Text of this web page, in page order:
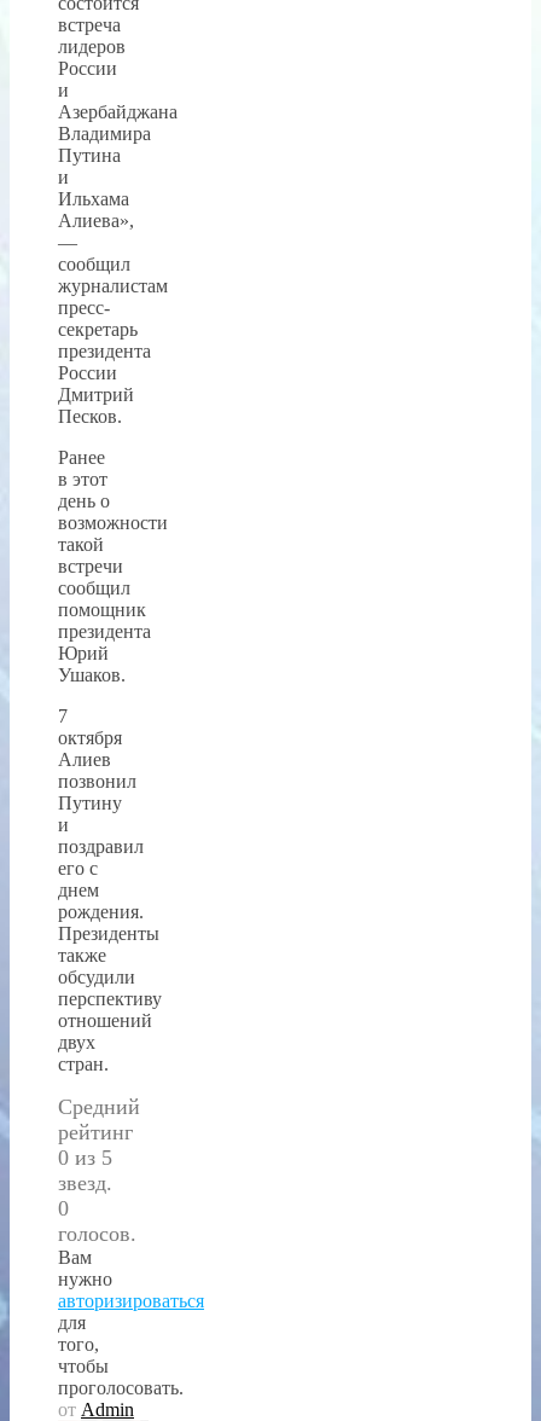
встреча
лидеров
России
и
Азербайджана
Владимира
Путина
и
Ильхама
Алиева»,
—
сообщил
журналистам
пресс-
секретарь
президента
России
Дмитрий
Песков.
Ранее
в этот
день о
возможности
такой
встречи
сообщил
помощник
президента
Юрий
Ушаков.
7
октября
Алиев
позвонил
Путину
и
поздравил
его с
днем
рождения.
Президенты
также
обсудили
перспективу
отношений
двух
стран.
Средний
рейтинг
0 из 5
звезд.
0
голосов.
Вам
нужно
авторизироваться
для
того,
чтобы
проголосовать.
от Admin